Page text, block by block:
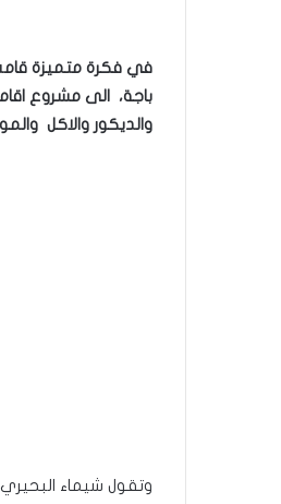
في فكرة متميزة
والديكور والاكل
وتقول شيماء